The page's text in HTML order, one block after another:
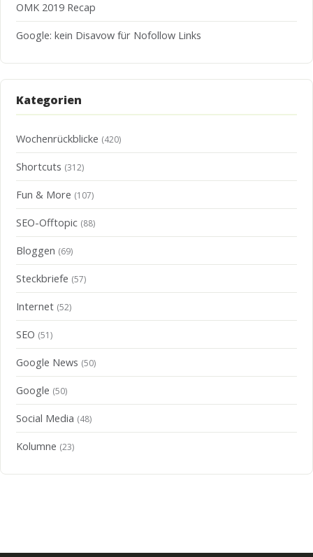
OMK 2019 Recap
Google: kein Disavow für Nofollow Links
Kategorien
Wochenrückblicke (420)
Shortcuts (312)
Fun & More (107)
SEO-Offtopic (88)
Bloggen (69)
Steckbriefe (57)
Internet (52)
SEO (51)
Google News (50)
Google (50)
Social Media (48)
Kolumne (23)